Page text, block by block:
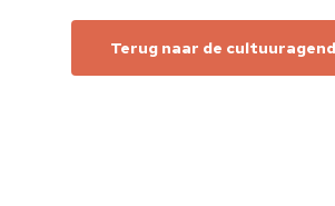
Terug naar de